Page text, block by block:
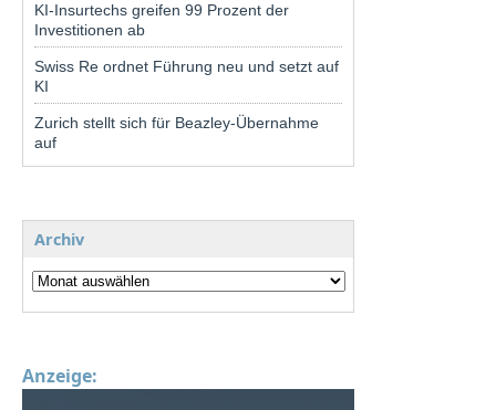
KI-Insurtechs greifen 99 Prozent der
Investitionen ab
Swiss Re ordnet Führung neu und setzt auf
KI
Zurich stellt sich für Beazley-Übernahme
auf
Archiv
Anzeige: